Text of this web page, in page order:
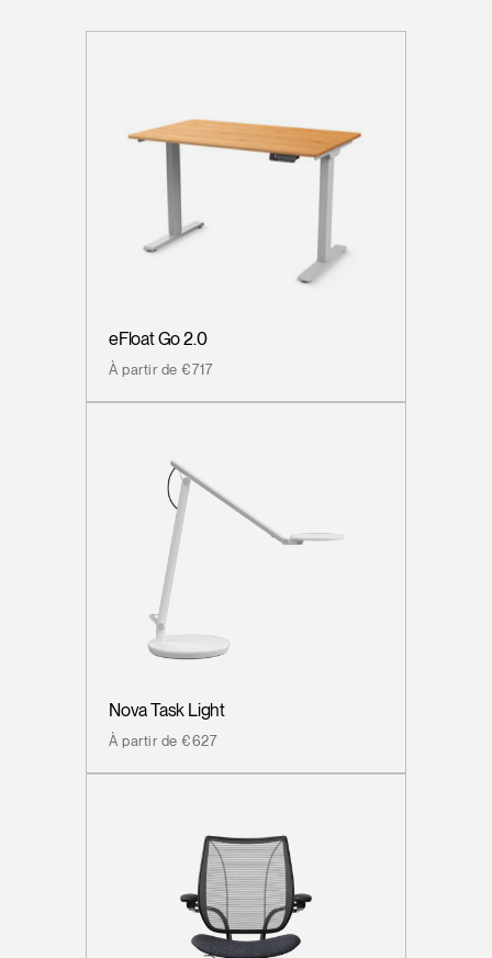
eFloat Go 2.0
À partir de €717
Nova Task Light
À partir de €627